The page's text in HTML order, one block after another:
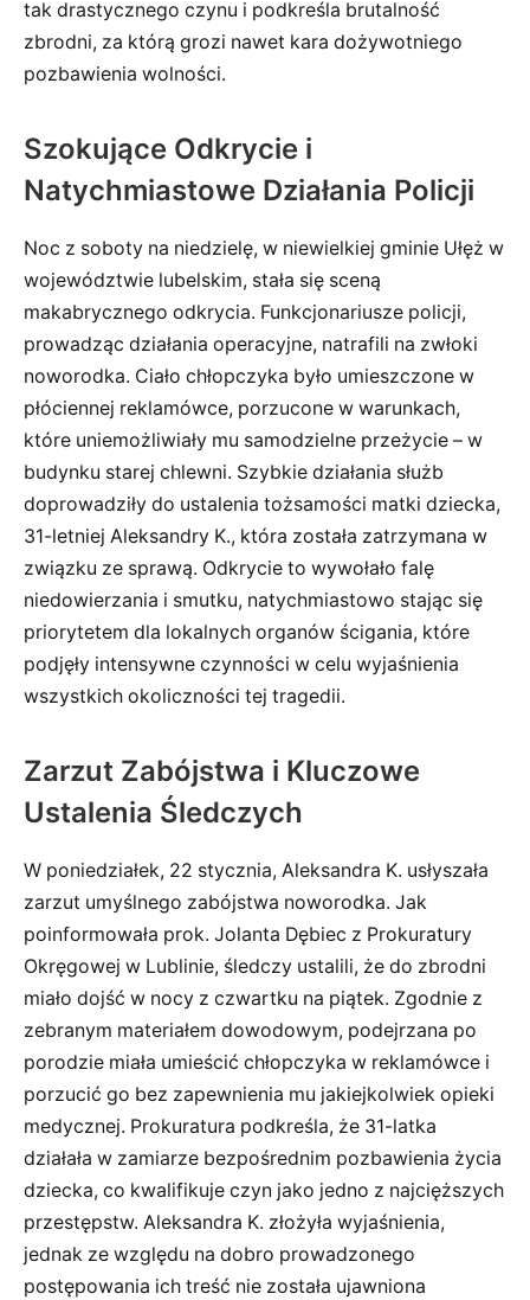
tak drastycznego czynu i podkreśla brutalność
zbrodni, za którą grozi nawet kara dożywotniego
pozbawienia wolności.
Szokujące Odkrycie i
Natychmiastowe Działania Policji
Noc z soboty na niedzielę, w niewielkiej gminie Ułęż w
województwie lubelskim, stała się sceną
makabrycznego odkrycia. Funkcjonariusze policji,
prowadząc działania operacyjne, natrafili na zwłoki
noworodka. Ciało chłopczyka było umieszczone w
płóciennej reklamówce, porzucone w warunkach,
które uniemożliwiały mu samodzielne przeżycie – w
budynku starej chlewni. Szybkie działania służb
doprowadziły do ustalenia tożsamości matki dziecka,
31-letniej Aleksandry K., która została zatrzymana w
związku ze sprawą. Odkrycie to wywołało falę
niedowierzania i smutku, natychmiastowo stając się
priorytetem dla lokalnych organów ścigania, które
podjęły intensywne czynności w celu wyjaśnienia
wszystkich okoliczności tej tragedii.
Zarzut Zabójstwa i Kluczowe
Ustalenia Śledczych
W poniedziałek, 22 stycznia, Aleksandra K. usłyszała
zarzut umyślnego zabójstwa noworodka. Jak
poinformowała prok. Jolanta Dębiec z Prokuratury
Okręgowej w Lublinie, śledczy ustalili, że do zbrodni
miało dojść w nocy z czwartku na piątek. Zgodnie z
zebranym materiałem dowodowym, podejrzana po
porodzie miała umieścić chłopczyka w reklamówce i
porzucić go bez zapewnienia mu jakiejkolwiek opieki
medycznej. Prokuratura podkreśla, że 31-latka
działała w zamiarze bezpośrednim pozbawienia życia
dziecka, co kwalifikuje czyn jako jedno z najcięższych
przestępstw. Aleksandra K. złożyła wyjaśnienia,
jednak ze względu na dobro prowadzonego
postępowania ich treść nie została ujawniona